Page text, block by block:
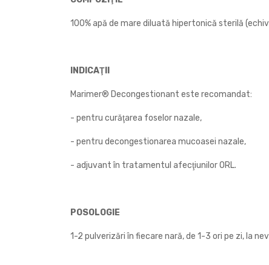
100% apă de mare diluată hipertonică sterilă
INDICAŢII
Marimer® Decongestionant este recomandat:
- pentru curăţarea foselor nazale,
- pentru decongestionarea mucoasei nazale,
- adjuvant în tratamentul afecţiunilor ORL.
POSOLOGIE
1-2 pulverizări în fiecare nară, de 1-3 ori pe zi, la